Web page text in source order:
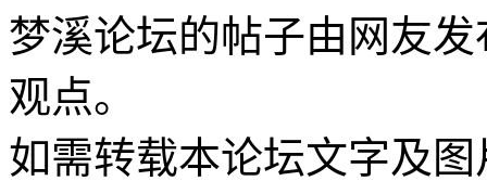
梦溪论坛的帖子由网友
观点。
如需转载本论坛文字及